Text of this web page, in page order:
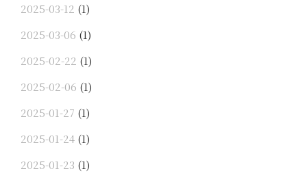
2025-03-12 (1)
2025-03-06 (1)
2025-02-22 (1)
2025-02-06 (1)
2025-01-27 (1)
2025-01-24 (1)
2025-01-23 (1)